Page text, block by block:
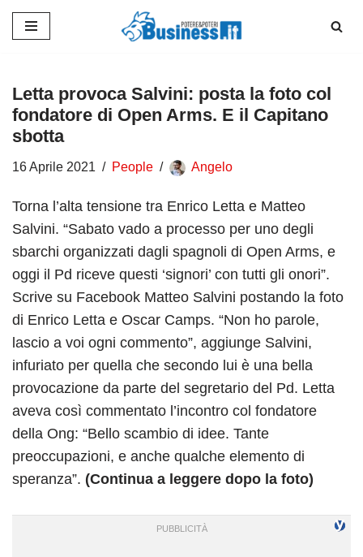
contenuto
Letta provoca Salvini: posta la foto col
fondatore di Open Arms. E il Capitano
sbotta
16 Aprile 2021 People Angelo
Torna l’alta tensione tra Enrico Letta e Matteo
Salvini. “Sabato vado a processo per uno degli
sbarchi organizzati dagli spagnoli di Open Arms, e
oggi il Pd riceve questi ‘signori’ con tutti gli onori”.
Scrive su Facebook Matteo Salvini postando la foto
di Enrico Letta e Oscar Camps. “Non ho parole,
lascio a voi ogni commento”, aggiunge Salvini,
infuriato per quella che secondo lui è una bella
provocazione da parte del segretario del Pd. Letta
aveva così commentato l’incontro col fondatore
della Ong: “Bello scambio di idee. Tante
preoccupazioni, e anche qualche elemento di
speranza”. (Continua a leggere dopo la foto)